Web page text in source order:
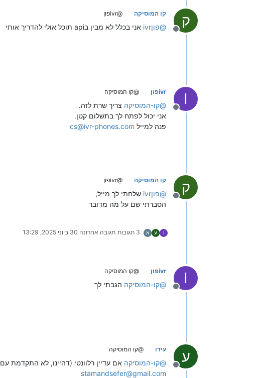
ק
מנותק
קו המוסיקה @ivrפון
@ivrפון אני בכלל לא מבין בapi תוכל אולי להדריך אותי
I
מנותק
ivrפון @קו המוסיקה
@קו-המוסיקה צריך שרת לזה.
אני יכול לפתח לך בתשלום קטן.
פנה למייל cs@ivr-phones.com
ק
מנותק
קו המוסיקה @ivrפון
@ivrפון
שלחתי לך מייל,
הסברתי שם על מה מדובר
I ע א 3 תגובות תגובה אחרונה 30 ביוני 2025, 13:29
I
מנותק
ivrפון @קו המוסיקה
@קו-המוסיקה הגבתי לך
ע
מנותק
עידו @קו המוסיקה
@קו-המוסיקה אם עדיין רלוונטי (דהיינו, לא התקדמת עם ivrפון) תוכל לפנות גם אליי
stamandsefer@gmail.com